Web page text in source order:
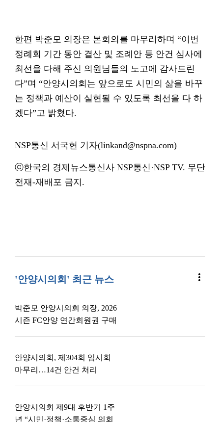
한편 박준모 의장은 본회의를 마무리하며 “이번
정례회 기간 동안 결산 및 조례안 등 안건 심사에
최선을 다해 주신 의원님들의 노고에 감사드린
다”며 “안양시의회는 앞으로도 시민의 삶을 바꾸
는 정책과 예산이 실현될 수 있도록 최선을 다 하
겠다”고 밝혔다.
NSP통신 서국현 기자(linkand@nspna.com)
ⓒ한국의 경제뉴스통신사 NSP통신·NSP TV. 무단
전재-재배포 금지.
'안양시의회' 최근 뉴스 more_vert
박준모 안양시의회 의장, 2026
시즌 FC안양 연간회원권 구매
안양시의회, 제304회 임시회
마무리…14건 안건 처리
안양시의회 제9대 후반기 1주
년 “시민·정책·소통중심 의회